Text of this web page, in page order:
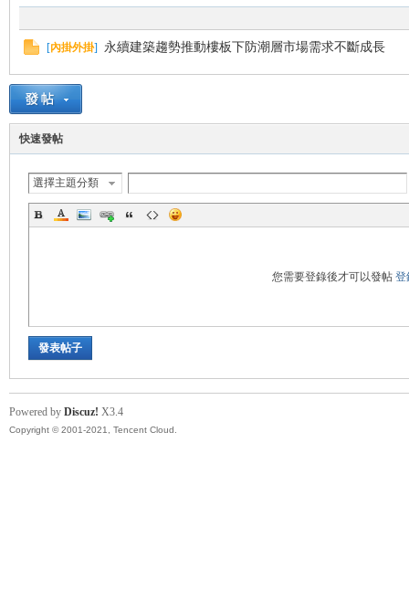
[內掛外掛] 永續建築趨勢推動樓板下防潮層市場需求不斷成長
快速發帖
選擇主題分類
您需要登錄後才可以發帖 登
發表帖子
Powered by Discuz! X3.4
Copyright © 2001-2021, Tencent Cloud.